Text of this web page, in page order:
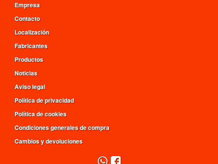
Empresa
Contacto
Localización
Fabricantes
Productos
Noticias
Aviso legal
Política de privacidad
Política de cookies
Condiciones generales de compra
Cambios y devoluciones